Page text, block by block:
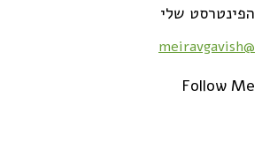
הפינטרסט שלי
@meiravgavish
Follow Me